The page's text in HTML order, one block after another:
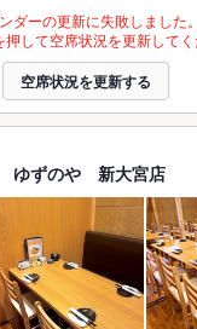
ダーの更新に失敗しました。
して空席状況を更新してく
空席状況を更新する
ゆずのや 新大宮店